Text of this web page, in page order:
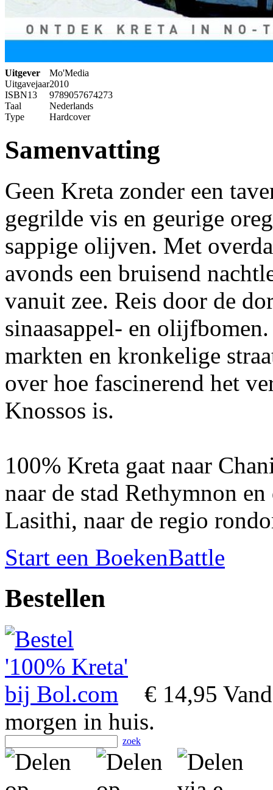
Uitgever
Mo'Media
Uitgavejaar2010
ISBN13
9789057674273
Taal
Nederlands
Type
Hardcover
Samenvatting
Geen Kreta zonder een
gegrilde vis en geurige
sappige olijven. Met
avonds een bruisend
vanuit zee. Reis door de
sinaasappel- en
markten en kronkelige
over hoe fascinerend het
Knossos is.
100% Kreta gaat naar
naar de stad Rethymnon
Lasithi, naar de regio
Start een BoekenBattle
Bestellen
€ 14,95
morgen in huis.
zoek